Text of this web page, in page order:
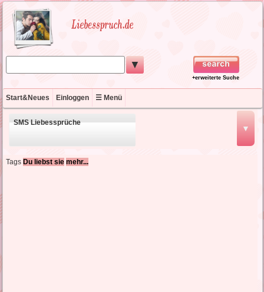
▼
+erweiterte Suche
Start&Neues Einloggen ☰ Menü
▼
SMS Liebessprüche
schöne Liebessprüche
Tags Du liebst sie mehr...